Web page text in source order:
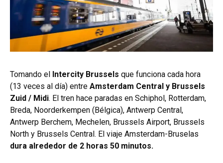
Tomando el Intercity Brussels que funciona cada hora
(13 veces al día) entre Amsterdam Central y Brussels
Zuid / Midi. El tren hace paradas en Schiphol, Rotterdam,
Breda, Noorderkempen (Bélgica), Antwerp Central,
Antwerp Berchem, Mechelen, Brussels Airport, Brussels
North y Brussels Central. El viaje Amsterdam-Bruselas
dura alrededor de 2 horas 50 minutos.